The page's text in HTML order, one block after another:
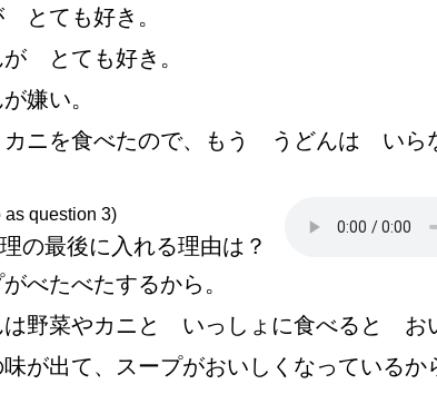
とても好き。
が とても好き。
が嫌い。
カニを食べたので、もう うどんは いら
as question 3)
理の最後に 入れる理由は ？
べたべたするから。
野菜やカニと いっしょに食べると お
味が出て、スープがおいしくなっているか